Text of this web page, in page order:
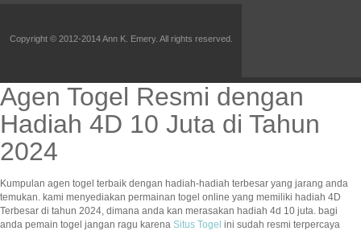
Copyright © 2012-2014 Ann K. Emery. All rights reserved.
Agen Togel Resmi dengan
Hadiah 4D 10 Juta di Tahun
2024
Kumpulan agen togel terbaik dengan hadiah-hadiah terbesar yang jarang anda
temukan. kami menyediakan permainan togel online yang memiliki hadiah 4D
Terbesar di tahun 2024, dimana anda kan merasakan hadiah 4d 10 juta. bagi
anda pemain togel jangan ragu karena Situs Togel ini sudah resmi terpercaya